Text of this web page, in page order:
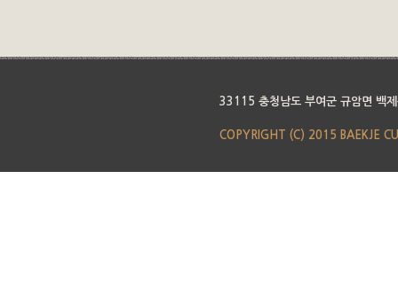
33115 충청남도 부여군 규암면 백
COPYRIGHT (C) 2015 BAEKJE